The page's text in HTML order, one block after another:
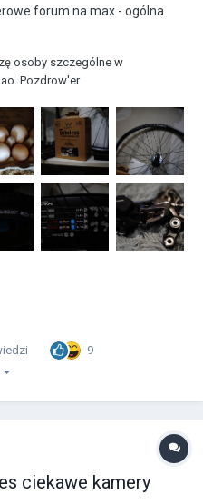
forum na max - ogólna
osoby szczególne w
Pozdrow'er
9
ciekawe kamery